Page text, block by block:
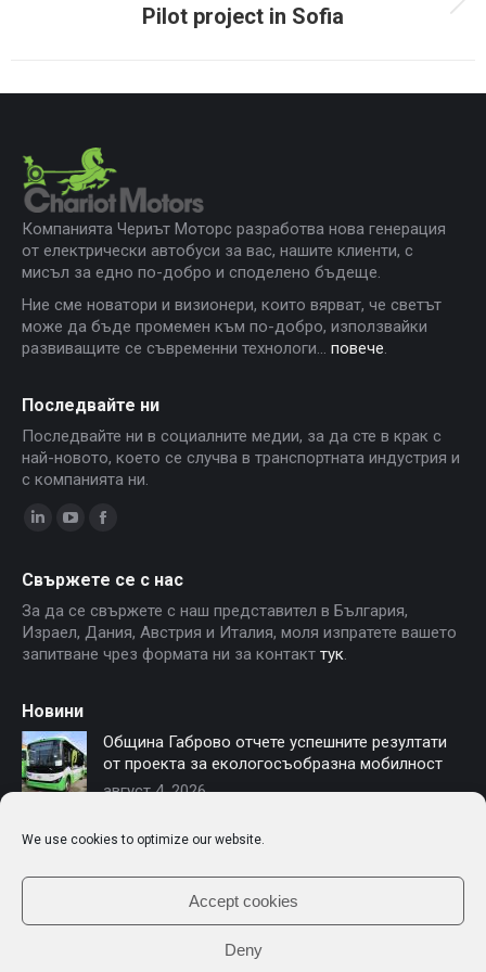
We use cookies to optimize our website.
Accept cookies
Deny
Next
Pilot project in Sofia
Компанията Чериът Моторс разработва нова генерация
от електрически автобуси за вас, нашите клиенти, с
мисъл за едно по-добро и споделено бъдеще.
Ние сме новатори и визионери, които вярват, че светът
може да бъде промемен към по-добро, използвайки
развиващите се съвременни технологи... повече
Последвайте ни
Последвайте ни в социалните медии, за да сте в крак с
най-новото, което се случва в транспортната индустрия и
с компанията ни.
opens
in
new
YouTube
opens
in
new
Facebook
opens
in
new
Свържете се с нас
За да се свържете с наш представител в България,
Израел, Дания, Австрия и Италия, моля изпратете вашето
запитване чрез формата ни за контакт тук
Новини
Община Габрово отчете успешните резултати
от проекта за екологосъобразна мобилност
август 4, 2026
електробуси – Чериът Моторс е част от
юли 16, 2026